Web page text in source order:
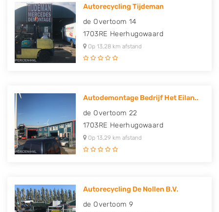
Autorecycling Tijdeman
de Overtoom 14
1703RE Heerhugowaard
Op 13,28 km afstand
Autodemontage Bedrijf Het Eilan..
de Overtoom 22
1703RE Heerhugowaard
Op 13,29 km afstand
Autorecycling De Nollen B.V.
de Overtoom 9